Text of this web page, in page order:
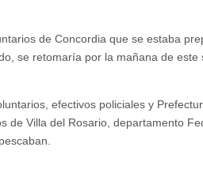
de Concordia que se estaba
se retomaría por la mañana de este
efectivos policiales y
de Villa del Rosario, departamento